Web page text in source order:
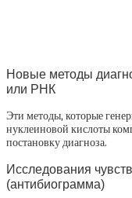
Новые методы
или РНК
Эти методы, которые
нуклеиновой кислоты
постановку диагноза.
Исследования
(антибиограмма)